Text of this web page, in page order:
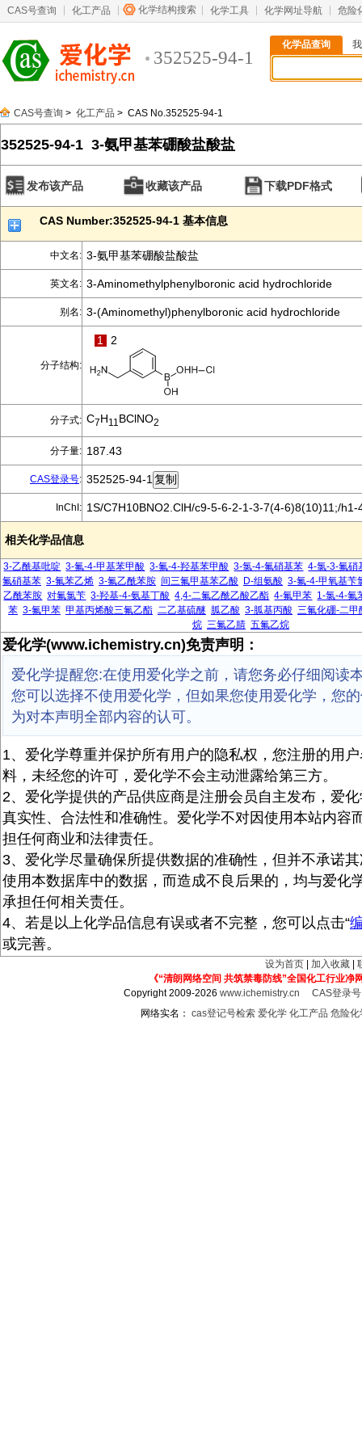
CAS号查询 化工产品 化学结构搜索 化学工具 化学网址导航 危险
352525-94-1
化学品查询
CAS号查询 > 化工产品 > CAS No.352525-94-1
352525-94-1 3-氨甲基苯硼酸盐酸盐
发布该产品 收藏该产品 下载PDF格式
CAS Number:352525-94-1 基本信息
中文名: 3-氨甲基苯硼酸盐酸盐
英文名: 3-Aminomethylphenylboronic acid hydrochloride
别名: 3-(Aminomethyl)phenylboronic acid hydrochloride
分子结构:
1 2
分子式: C7H11 BClNO2
分子量: 187.43
CAS登录号: 352525-94-1
InChI: 1S/C7H10BNO2.ClH/c9-5-6-2-1-3-7(4-6)8(10)11;/h1-
相关化学品信息
3-乙酰基吡啶 3-氟-4-甲基苯甲酸 3-氟-4-羟基苯甲酸 3-氯-4-氟硝基苯 4-氯-3-氟硝
氟硝基苯 3-氟苯乙烯 3-氟乙酰苯胺 间三氟甲基苯乙酸 D-组氨酸 3-氟-4-甲氧基苄
乙酰苯胺 对氟氯苄 3-羟基-4-氨基丁酸 4,4-二氟乙酰乙酸乙酯 4-氟甲苯 1-氯-4-氟
苯 3-氟甲苯 甲基丙烯酸三氟乙酯 二乙基硫醚 胍乙酸 3-胍基丙酸 三氟化硼-二甲
烷 三氟乙腈 五氟乙烷
爱化学(www.ichemistry.cn)免责声明：
爱化学提醒您:在使用爱化学之前，请您务必仔细阅读
您可以选择不使用爱化学，但如果您使用爱化学，您
为对本声明全部内容的认可。
1、爱化学尊重并保护所有用户的隐私权，您注册的用
料，未经您的许可，爱化学不会主动泄露给第三方。
2、爱化学提供的产品供应商是注册会员自主发布，爱
真实性、合法性和准确性。爱化学不对因使用本站内容
担任何商业和法律责任。
3、爱化学尽量确保所提供数据的准确性，但并不承诺
使用本数据库中的数据，而造成不良后果的，均与爱化
承担任何相关责任。
4、若是以上化学品信息有误或者不完整，您可以点击“
或完善。
设为首页 加入收藏
《“清朗网络空间 共筑禁毒防线”全国化工行业净
Copyright 2009-2026www.ichemistry.cn
CAS登录
网络实名： cas登记号检索 爱化学 化工产品 危险化